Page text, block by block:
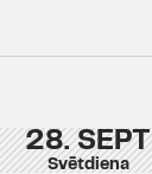
28. SEPT
Svētdiena